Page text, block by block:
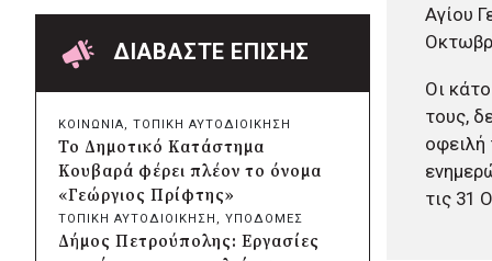
Αγίου
Οι
τους,
οφειλή
τις 31
το εκκλησάκι της
Μεταμόρφωσης του Σωτήρος
πριν από 6 ώρες
Περιφέρεια Αττικής: Έξι
ψηφιακή μετάβαση των
επιχειρήσεων
πριν από 6 ώρες
Δήμος Σαρωνικού και
ΑΡΧΕΛΩΝ ενημερώνουν τους
λουόμενους για τη συνύπαρξη
ΔΙΑΒΑΣΤΕ ΕΠΙΣΗΣ
ΚΟΙΝΩΝΙΑ, ΤΟΠΙΚΗ ΑΥΤΟΔΙΟΙΚΗΣΗ
Το Δημοτικό Κατάστημα
Κουβαρά φέρει πλέον το όνομα
«Γεώργιος Πρίφτης»
ΤΟΠΙΚΗ ΑΥΤΟΔΙΟΙΚΗΣΗ , ΥΠΟΔΟΜΕΣ
Δήμος Πετρούπολης: Εργασίες